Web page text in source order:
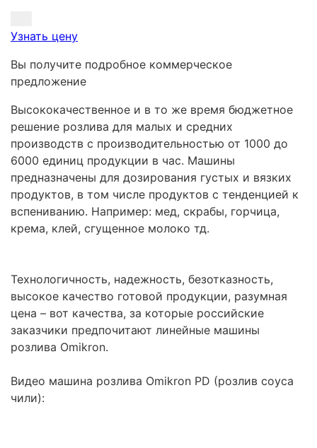
Узнать цену
Вы получите подробное коммерческое
предложение
Высококачественное и в то же время бюджетное
решение розлива для малых и средних
производств с производительностью от 1000 до
6000 единиц продукции в час. Машины
предназначены для дозирования густых и вязких
продуктов, в том числе продуктов с тенденцией к
вспениванию. Например: мед, скрабы, горчица,
крема, клей, сгущенное молоко тд.
Технологичность, надежность, безотказность,
высокое качество готовой продукции, разумная
цена – вот качества, за которые российские
заказчики предпочитают линейные машины
розлива Omikron.
Видео машина розлива Omikron PD (розлив соуса
чили):